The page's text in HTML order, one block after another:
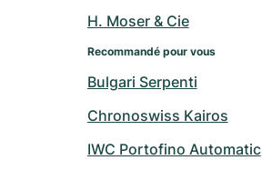
H. Moser & Cie
Recommandé pour vous
Bulgari Serpenti
Chronoswiss Kairos
IWC Portofino Automatic